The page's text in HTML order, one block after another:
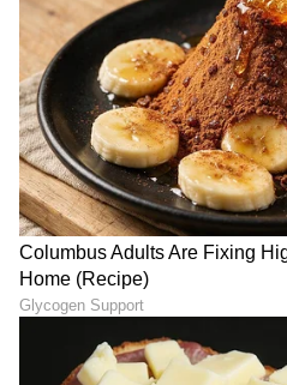
ಶೇ.50 ರಿಂದ ಶೇ.18 ಕ್ಕೆ
ಟ್ರಂಪ್ ಐತಿಹಾಸಿಕ ಒಪ್ಪಂದ |
Trade Deal | Party